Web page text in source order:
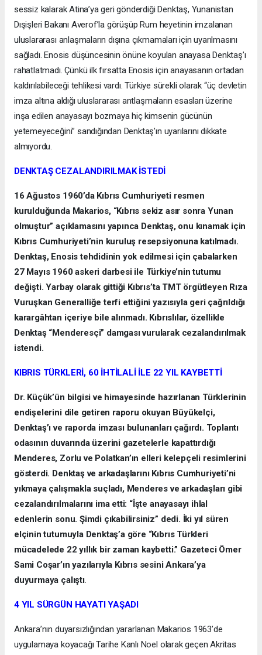
sessiz kalarak Atina’ya geri gönderdiği Denktaş, Yunanistan
Dışişleri Bakanı Averof’la görüşüp Rum heyetinin imzalanan
uluslararası anlaşmaların dışına çıkmamaları için uyarılmasını
sağladı. Enosis düşüncesinin önüne koyulan anayasa Denktaş’ı
rahatlatmadı. Çünkü ilk fırsatta Enosis için anayasanın ortadan
kaldırılabileceği tehlikesi vardı. Türkiye sürekli olarak “üç devletin
imza altına aldığı uluslararası antlaşmaların esasları üzerine
inşa edilen anayasayı bozmaya hiç kimsenin gücünün
yetemeyeceğini” sandığından Denktaş’ın uyarılarını dikkate
almıyordu.
DENKTAŞ CEZALANDIRILMAK İSTEDİ
16 Ağustos 1960’da Kıbrıs Cumhuriyeti resmen
kurulduğunda Makarios, “Kıbrıs sekiz asır sonra Yunan
olmuştur” açıklamasını yapınca Denktaş, onu kınamak için
Kıbrıs Cumhuriyeti’nin kuruluş resepsiyonuna katılmadı.
Denktaş, Enosis tehdidinin yok edilmesi için çabalarken
27 Mayıs 1960 askeri darbesi ile Türkiye’nin tutumu
değişti. Yarbay olarak gittiği Kıbrıs’ta TMT örgütleyen Rıza
Vuruşkan Generalliğe terfi ettiğini yazısıyla geri çağrıldığı
karargâhtan içeriye bile alınmadı. Kıbrıslılar, özellikle
Denktaş “Menderesçi” damgası vurularak cezalandırılmak
istendi.
KIBRIS TÜRKLERİ, 60 İHTİLALİ İLE 22 YIL KAYBETTİ
Dr. Küçük’ün bilgisi ve himayesinde hazırlanan Türklerinin
endişelerini dile getiren raporu okuyan Büyükelçi,
Denktaş’ı ve raporda imzası bulunanları çağırdı. Toplantı
odasının duvarında üzerini gazetelerle kapattırdığı
Menderes, Zorlu ve Polatkan’ın elleri kelepçeli resimlerini
gösterdi. Denktaş ve arkadaşlarını Kıbrıs Cumhuriyeti’ni
yıkmaya çalışmakla suçladı, Menderes ve arkadaşları gibi
cezalandırılmalarını ima etti: “İşte anayasayı ihlal
edenlerin sonu. Şimdi çıkabilirsiniz” dedi. İki yıl süren
elçinin tutumuyla Denktaş’a göre “Kıbrıs Türkleri
mücadelede 22 yıllık bir zaman kaybetti.” Gazeteci Ömer
Sami Coşar’ın yazılarıyla Kıbrıs sesini Ankara’ya
duyurmaya çalıştı.
4 YIL SÜRGÜN HAYATI YAŞADI
Ankara’nın duyarsızlığından yararlanan Makarios 1963’de
uygulamaya koyacağı Tarihe Kanlı Noel olarak geçen Akritas